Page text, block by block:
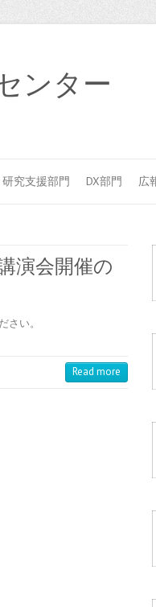
ンター
研究支援部門 DX部門 広
演会開催の
さい。
Read more